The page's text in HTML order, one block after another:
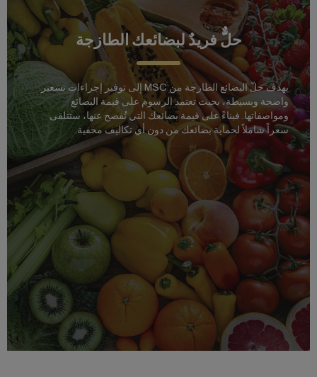
حلٌّ فريدٌ لبضائعك الطازجة
يهدف حلّ البضائع الطازجة من MSC إلى توفير إجراءات تسعير
واضحة وبسيطة، بحيث تعتمد الرسوم على قيمة البضائع
ومواصفاتها. فبناءً على قيمة بضائعك التي تُفصح عنها، ستتلقى
سعراً شاملاً لحماية بضائعك من دون أي تكاليف مخفية.